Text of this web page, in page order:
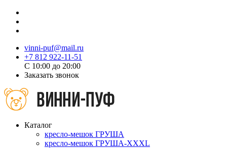
vinni-puf@mail.ru
+7 812 922-11-51
C 10:00 до 20:00
Заказать звонок
Каталог
кресло-мешок ГРУША
кресло-мешок ГРУША-XXXL